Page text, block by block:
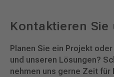
Kontaktieren Sie
Planen Sie ein Projekt
und unseren Lösungen?
nehmen uns gerne Zeit für